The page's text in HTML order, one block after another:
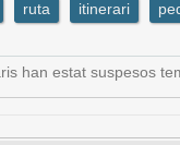
ruta itinerari
han estat suspesos